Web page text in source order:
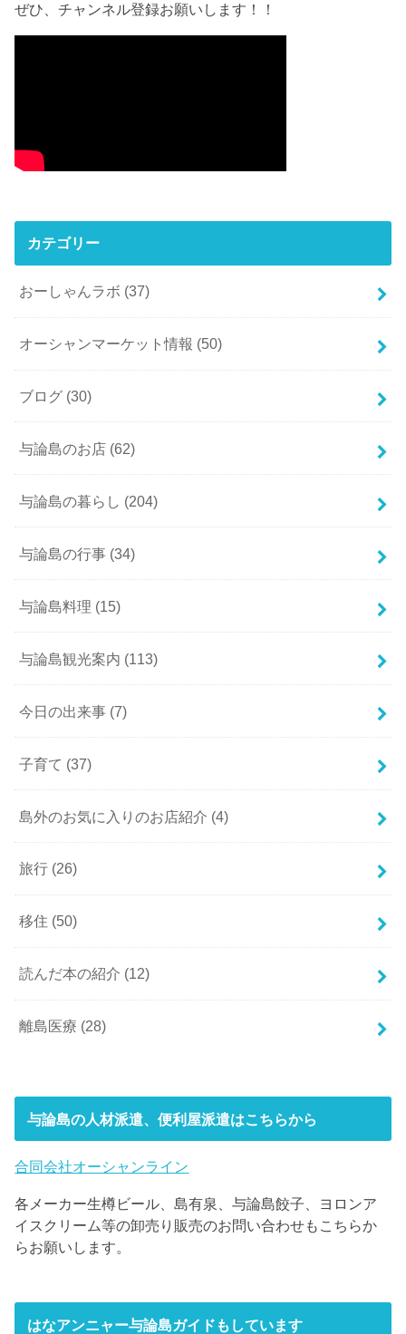
ぜひ、チャンネル登録お願いします！！
カテゴリー
おーしゃんラボ (37)
オーシャンマーケット情報 (50)
ブログ (30)
与論島のお店 (62)
与論島の暮らし (204)
与論島の行事 (34)
与論島料理 (15)
与論島観光案内 (113)
今日の出来事 (7)
子育て (37)
島外のお気に入りのお店紹介 (4)
旅行 (26)
移住 (50)
読んだ本の紹介 (12)
離島医療 (28)
与論島の人材派遣、便利屋派遣はこちらから
合同会社オーシャンライン
各メーカー生樽ビール、島有泉、与論島餃子、ヨロンア
イスクリーム等の卸売り販売のお問い合わせもこちらか
らお願いします。
はなアンニャー与論島ガイドもしています